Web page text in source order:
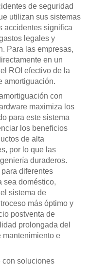
de seguridad
utilizan sus sistemas
accidentes significa
legales y
Para las empresas,
en un
ROI efectivo de la
amortiguación.
con
maximiza los
para este sistema
los beneficios
de alta
por lo que las
duraderos.
diferentes
sea doméstico,
sistema de
más óptimo y
postventa de
prolongada del
mantenimiento e
con soluciones